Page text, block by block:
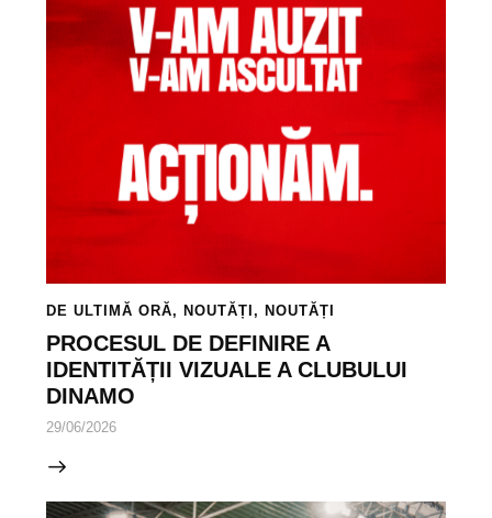
DE ULTIMĂ ORĂ, NOUTĂȚI , NOUTĂȚI
PROCESUL DE DEFINIRE A
IDENTITĂȚII VIZUALE A CLUBULUI
DINAMO
29/06/2026